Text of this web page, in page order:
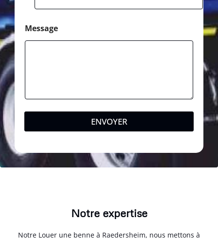
Message
ENVOYER
Notre expertise
Notre Louer une benne à Raedersheim, nous mettons à